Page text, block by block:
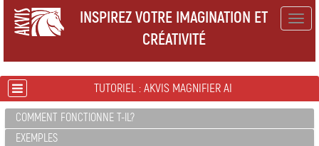
INSPIREZ VOTRE IMAGINATION ET
CRÉATIVITÉ
TUTORIEL : AKVIS MAGNIFIER AI
COMMENT FONCTIONNE T-IL?
EXEMPLES